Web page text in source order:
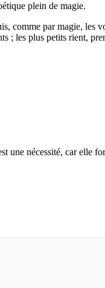
plein de magie.
comme par magie, les
; les plus petits rient,
une nécessité, car elle